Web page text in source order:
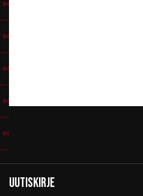
Uutiskirje